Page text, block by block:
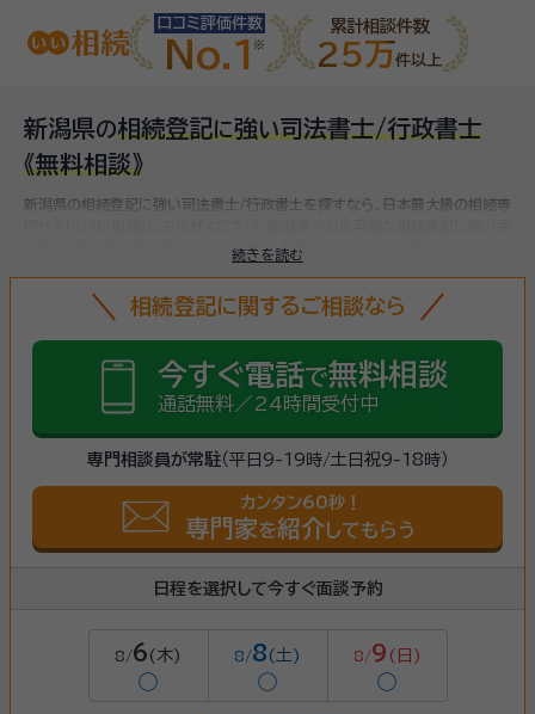
口コミ評価件数
No.1
累計相談件数
25万件以上
新潟県の相続登記に強い司法書士/行政書士
《無料相談》
続きを読む
新潟県の相続登記に強い司法書士/行政書士を探すなら、日本最大級の相続専
法書士/行政書士をお探しいただけます。相続登記の件数は全国で2020年
日から相続登記が義務化される制度が始まり、相続登記を怠ると過料が課さ
れることになるため、まだ名義変更していない相続不動産がある方は、
相続登記に関するご相談なら
今すぐ電話で無料相談
通話無料／24時間受付中
専門相談員が常駐（平日9-19時/土日祝9-18時）
カンタン60秒！
専門家を紹介 してもらう
日程を選択して今すぐ面談予約
8/6 (木)
◯
8/8(土)
◯
8/9 (日)
◯